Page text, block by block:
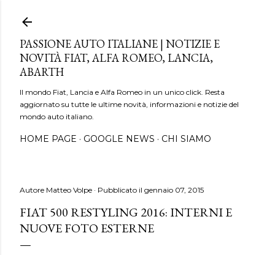
PASSIONE AUTO ITALIANE | NOTIZIE E
NOVITÀ FIAT, ALFA ROMEO, LANCIA,
ABARTH
Il mondo Fiat, Lancia e Alfa Romeo in un unico click. Resta
aggiornato su tutte le ultime novità, informazioni e notizie del
mondo auto italiano.
HOME PAGE GOOGLE NEWS CHI SIAMO
Autore Matteo Volpe Pubblicato il gennaio 07, 2015
FIAT 500 RESTYLING 2016: INTERNI E
NUOVE FOTO ESTERNE